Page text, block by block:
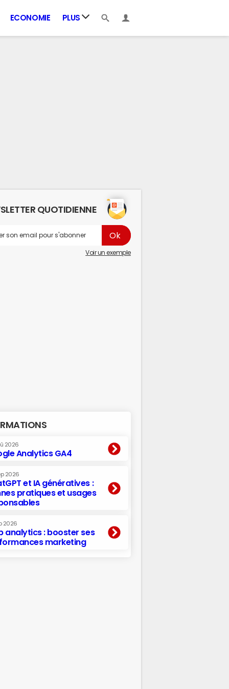
ECONOMIE PLUS
QUOTIDIENNE
Voir un exemple
2026
Analytics GA4
2026
et IA génératives :
pratiques et usages
2026
analytics : booster ses
marketing